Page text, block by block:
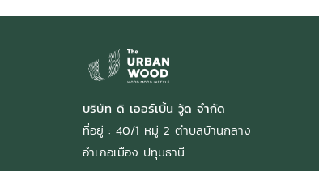
บริษัท ดิ เออร์เบิ้น วู้ด จำกัด
ที่อยู่ : 40/1 หมู่ 2 ตำบลบ้านกลาง
อำเภอเมือง ปทุมธานี